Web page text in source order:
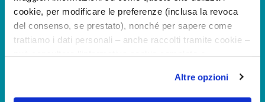
cookie, per modificare le preferenze (inclusa la revoca
del consenso, se prestato), nonché per sapere come
trattiamo i dati personali – anche raccolti tramite cookie –
può consultare l’informativa cookie completa e
qualora clicchi su “Utilizza solo i cookie necessari”, non
sarà installato alcun cookie o altro strumento di
Altre opzioni
pH
sebaobrany krehkej rovnováhy intímnej